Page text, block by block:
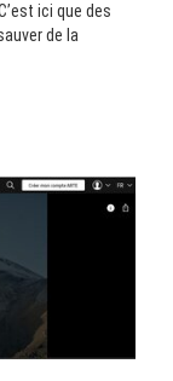
ici que des
de la